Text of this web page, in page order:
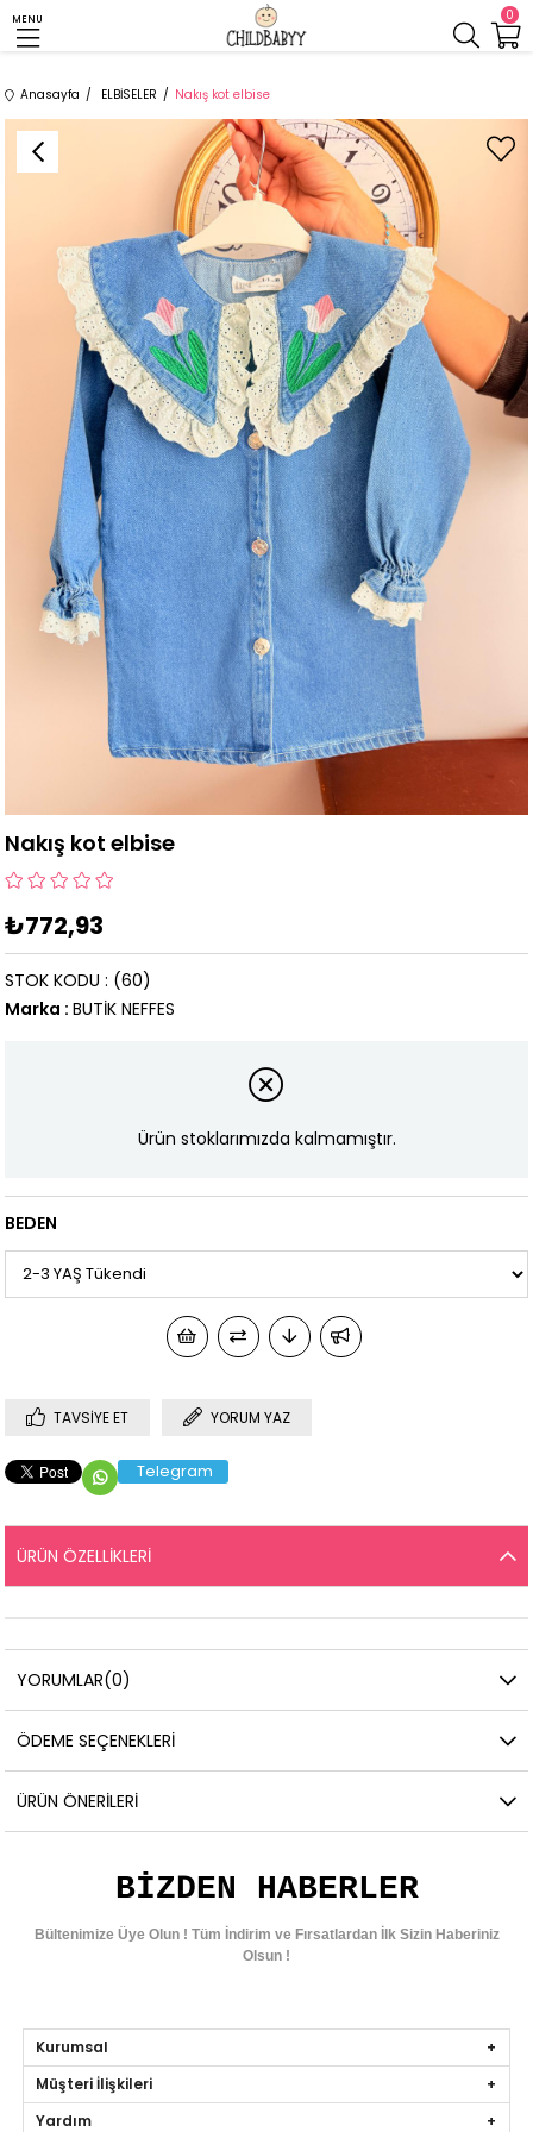
0
MENU
Anasayfa ELBİSELER Nakış kot elbise
Nakış kot elbise
₺772,93
(60)
STOK KODU
Marka : BUTİK NEFFES
Ürün stoklarımızda kalmamıştır.
BEDEN
TAVSIYE ET YORUM YAZ
Telegram
ÜRÜN ÖZELLIKLERI
YORUMLAR(0)
ÖDEME SEÇENEKLERI
ÜRÜN ÖNERILERI
BIZDEN HABERLER
Bültenimize Üye Olun ! Tüm İndirim ve Fırsatlardan İlk Sizin Haberiniz
Olsun !
Kurumsal
Müşteri İlişkileri
Yardım